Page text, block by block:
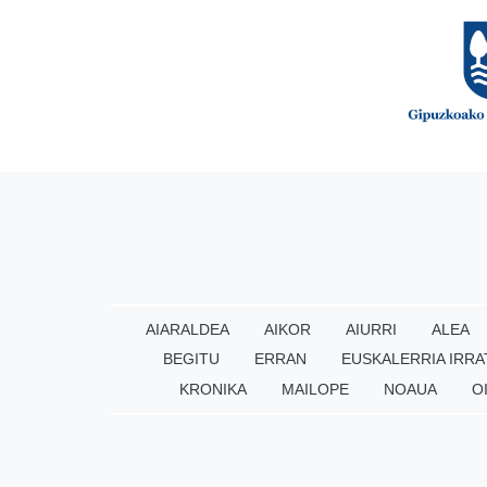
AIARALDEA AIKOR AIURRI ALEA
BEGITU
ERRAN EUSKALERRIA
KRONIKA
MAILOPE NOAUA